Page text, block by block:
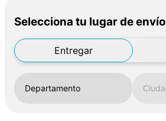
Selecciona tu lugar de envío
Entregar